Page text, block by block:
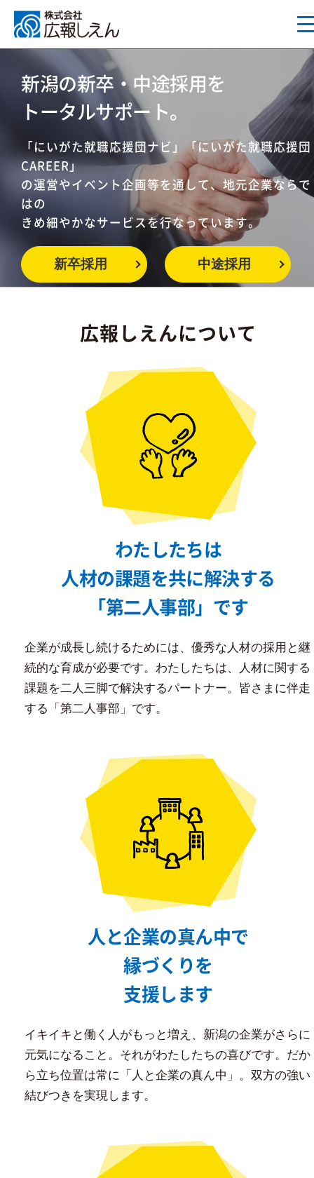
新潟の新卒・中途採用を
トータルサポート。
「にいがた就職応援団ナビ」「にいがた就職応援団
CAREER」
の運営やイベント企画等を通して、地元企業ならで
はの
きめ細やかなサービスを行なっています。
新卒採用 中途採用
広報しえんについて
わたしたちは
人材の課題を共に解決する
「第二人事部」です
企業が成長し続けるためには、優秀な人材の採用と継
続的な育成が必要です。わたしたちは、人材に関する
課題を二人三脚で解決するパートナー。皆さまに伴走
する「第二人事部」です。
人と企業の真ん中で
縁づくりを
支援します
イキイキと働く人がもっと増え、新潟の企業がさらに
元気になること。それがわたしたちの喜びです。だか
ら立ち位置は常に「人と企業の真ん中」。双方の強い
結びつきを実現します。